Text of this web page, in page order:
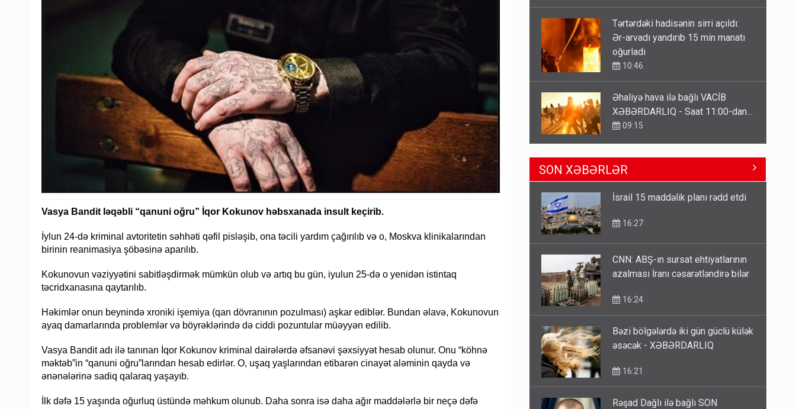
Vasya Bandit ləqəbli “qanuni oğru” İqor Kokunov həbsxanada insult keçirib.
İylun 24-də kriminal avtoritetin səhhəti qəfil pisləşib, ona təcili yardım çağırılıb və o, Moskva klinikalarından
birinin reanimasiya şöbəsinə aparılıb.
Kokunovun vəziyyətini sabitləşdirmək mümkün olub və artıq bu gün, iyulun 25-də o yenidən istintaq
təcridxanasına qaytarılıb.
Həkimlər onun beynində xroniki işemiya (qan dövranının pozulması) aşkar ediblər. Bundan əlavə, Kokunovun
ayaq damarlarında problemlər və böyrəklərində də ciddi pozuntular müəyyən edilib.
Vasya Bandit adı ilə tanınan İqor Kokunov kriminal dairələrdə əfsanəvi şəxsiyyət hesab olunur. Onu “köhnə
məktəb”in “qanuni oğru”larından hesab edirlər. O, uşaq yaşlarından etibarən cinayət aləminin qayda və
ənənələrinə sadiq qalaraq yaşayıb.
İlk dəfə 15 yaşında oğurluq üstündə məhkum olunub. Daha sonra isə daha ağır maddələrlə bir neçə dəfə
Əhaliyə hava ilə bağlı VACİB
XƏBƏRDARLIQ - Saat 11:00-dan…
09:15
ŞOK! David Seliverstov ölkədən
qaçdı
6 Avqust 14:14
Geri çağırılan səfir Abel
Məhərrəmovun oğludur - DOSYE
Media və Yayım Şurasına əlavə
köçürmə edə bilərsiniz - VİDEO
SON XƏBƏRLƏR
İsrail 15 maddəlik planı rədd etdi
16:27
CNN: ABŞ-ın sursat ehtiyatlarının
azalması İranı cəsarətləndirə bilər
16:24
Bəzi bölgələrdə iki gün güclü külək
əsəcək - XƏBƏRDARLIQ
16:21
Rəşad Dağlı ilə bağlı SON